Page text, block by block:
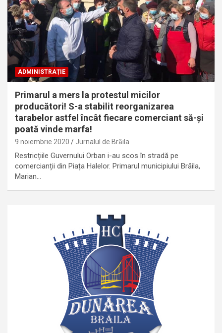
ADMINISTRAȚIE
Primarul a mers la protestul micilor
producători! S-a stabilit reorganizarea
tarabelor astfel încât fiecare comerciant să-și
poată vinde marfa!
9 noiembrie 2020 Jurnalul de Brăila
Restricțiile Guvernului Orban i-au scos în stradă pe
comercianții din Piața Halelor. Primarul municipiului Brăila,
Marian…